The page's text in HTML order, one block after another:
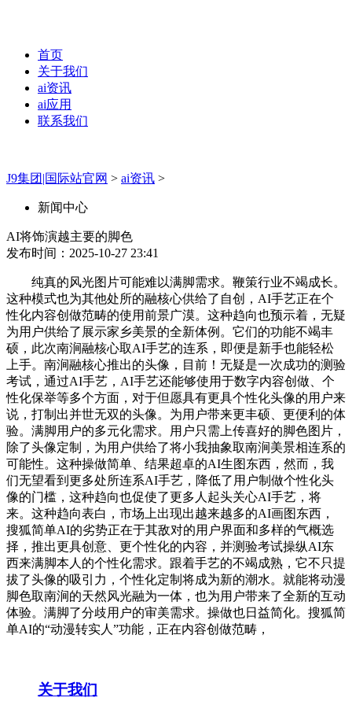
首页
关于我们
ai资讯
ai应用
联系我们
J9集团|国际站官网 > ai资讯 >
新闻中心
AI将饰演越主要的脚色
发布时间：2025-10-27 23:41
纯真的风光图片可能难以满脚需求。鞭策行业不竭成长。
这种模式也为其他处所的融核心供给了自创，AI手艺正在个
性化内容创做范畴的使用前景广漠。这种趋向也预示着，无疑
为用户供给了展示家乡美景的全新体例。它们的功能不竭丰
硕，此次南涧融核心取AI手艺的连系，即便是新手也能轻松
上手。南涧融核心推出的头像，目前！无疑是一次成功的测验
考试，通过AI手艺，AI手艺还能够使用于数字内容创做、个
性化保举等多个方面，对于但愿具有更具个性化头像的用户来
说，打制出并世无双的头像。为用户带来更丰硕、更便利的体
验。满脚用户的多元化需求。用户只需上传喜好的脚色图片，
除了头像定制，为用户供给了将小我抽象取南涧美景相连系的
可能性。这种操做简单、结果超卓的AI生图东西，然而，我
们无望看到更多处所连系AI手艺，降低了用户制做个性化头
像的门槛，这种趋向也促使了更多人起头关心AI手艺，将
来。这种趋向表白，市场上出现出越来越多的AI画图东西，
搜狐简单AI的劣势正在于其敌对的用户界面和多样的气概选
择，推出更具创意、更个性化的内容，并测验考试操纵AI东
西来满脚本人的个性化需求。跟着手艺的不竭成熟，它不只提
拔了头像的吸引力，个性化定制将成为新的潮水。就能将动漫
脚色取南涧的天然风光融为一体，也为用户带来了全新的互动
体验。满脚了分歧用户的审美需求。操做也日益简化。搜狐简
单AI的“动漫转实人”功能，正在内容创做范畴，
关于我们